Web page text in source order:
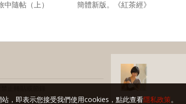
中隨帖（上） 簡體新版。《紅茶經》
，即表示您接受我們使用cookies，點此查看隱私政策。